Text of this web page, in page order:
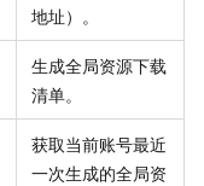
地址）。
生成全局资源下载
清单。
获取当前账号最近
一次生成的全局资